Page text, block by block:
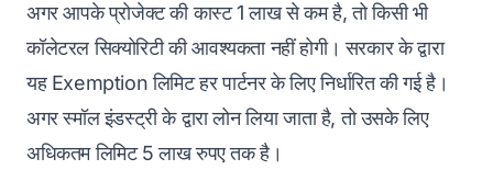
अगर आपके प्रोजेक्ट की कास्ट 1 लाख से कम है, तो किसी भी
कॉलेटरल सिक्योरिटी की आवश्यकता नहीं होगी। सरकार के द्वारा
यह Exemption लिमिट हर पार्टनर के लिए निर्धारित की गई है।
अगर स्मॉल इंडस्ट्री के द्वारा लोन लिया जाता है, तो उसके लिए
अधिकतम लिमिट 5 लाख रुपए तक है।